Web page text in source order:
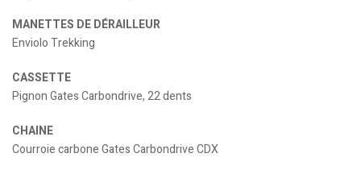
MANETTES DE DÉRAILLEUR
Enviolo Trekking
CASSETTE
Pignon Gates Carbondrive, 22 dents
CHAINE
Courroie carbone Gates Carbondrive CDX